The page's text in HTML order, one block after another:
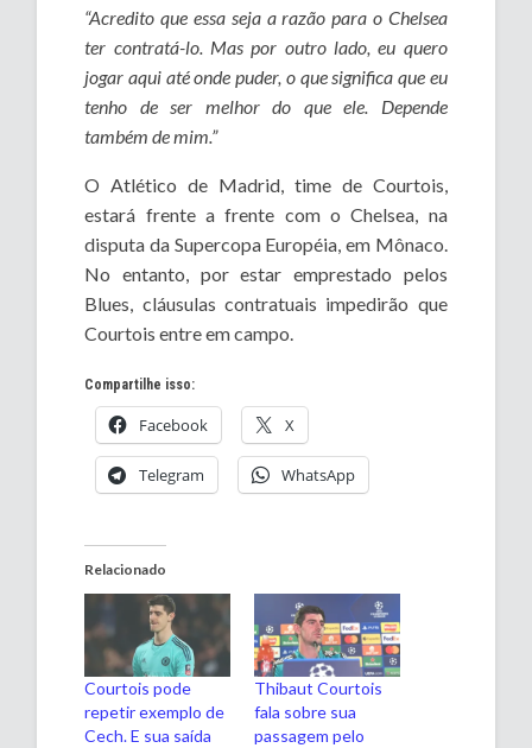
“Acredito que essa seja a razão para o Chelsea
ter contratá-lo. Mas por outro lado, eu quero
jogar aqui até onde puder, o que significa que eu
tenho de ser melhor do que ele. Depende
também de mim.”
O Atlético de Madrid, time de Courtois,
estará frente a frente com o Chelsea, na
disputa da Supercopa Européia, em Mônaco.
No entanto, por estar emprestado pelos
Blues, cláusulas contratuais impedirão que
Courtois entre em campo.
Compartilhe isso:
Facebook X
Telegram WhatsApp
Relacionado
Courtois pode
repetir exemplo de
Cech. E sua saída
Thibaut Courtois
fala sobre sua
passagem pelo